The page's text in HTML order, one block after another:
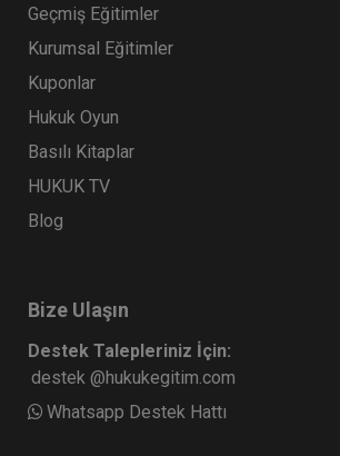
Tüketici Hukuku Enstitüsü
Kişiler Hukuku - IV. Medeni Hukuk
Kongresi - I. Oturum
360 TL
Geçmiş Eğitimler
Kurumsal Eğitimler
Kuponlar
Hukuk Oyun
Basılı Kitaplar
HUKUK TV
Blog
Bize Ulaşın
Destek Talepleriniz İçin:
destek @hukukegitim.com
Whatsapp Destek Hattı